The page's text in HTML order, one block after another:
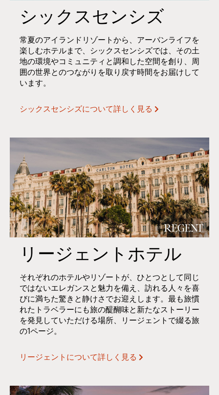
シックスセンシズ
常夏のアイランドリゾートから、アーバンライフを
楽しむホテルまで、シックスセンシズでは、その土
地の環境やコミュニティと調和した空間を創り、周
囲の世界とのつながりを取り戻す時間をお届けして
います。
シックスセンシズについて詳しく見る
リージェントホテル
それぞれのホテルやリゾートが、ひとつとして同じ
ではないエレガンスと魅力を備え、訪れる人々を喜
びに満ちた驚きと静けさでお迎えします。最も旅慣
れたトラベラーにも旅の醍醐味と新たなストーリー
を発見していただける場所、リージェントで綴る旅
の1ページ。
リージェントについて詳しく見る